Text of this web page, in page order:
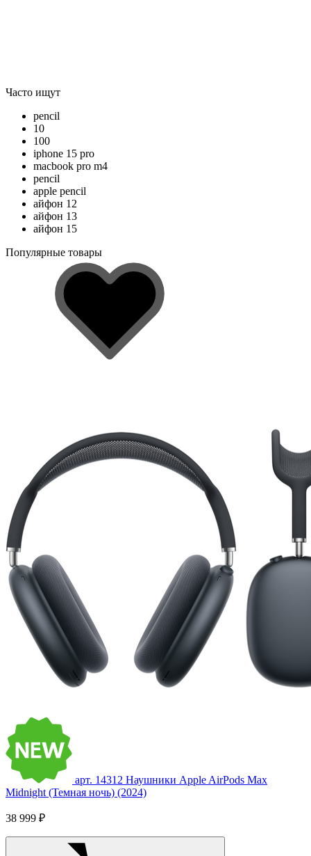
Часто ищут
pencil
10
100
iphone 15 pro
macbook pro m4
pencil
apple pencil
айфон 12
айфон 13
айфон 15
Популярные товары
арт. 14312 Наушники Apple AirPods Max
Midnight (Темная ночь) (2024)
38 999 ₽